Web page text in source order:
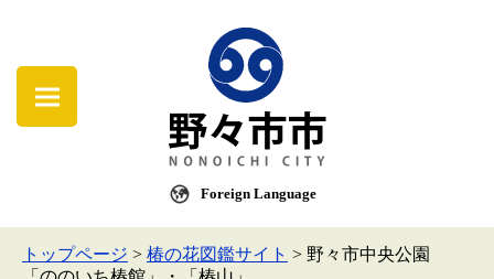
Foreign Language
トップページ > 椿の花図鑑サイト > 野々市中央公園